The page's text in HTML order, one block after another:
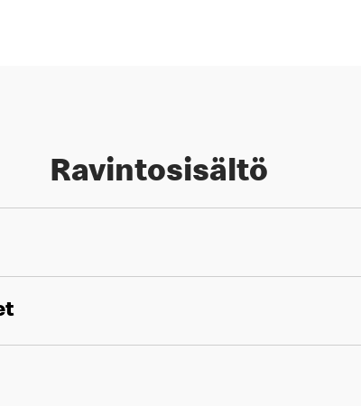
Ravintosisältö